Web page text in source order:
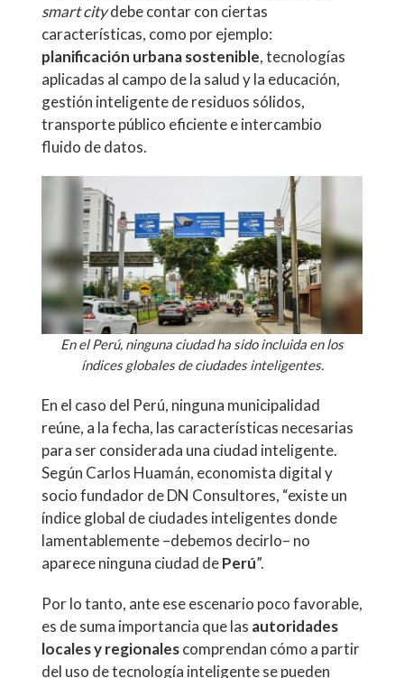
smart citydebe contar con ciertas
características, como por ejemplo:
planificación urbana sostenible, tecnologías
aplicadas al campo de la salud y la educación,
gestión inteligente de residuos sólidos,
transporte público eficiente e intercambio
fluido de datos.
En el Perú, ninguna ciudad ha sido incluida en los
índices globales de ciudades inteligentes.
En el caso del Perú, ninguna municipalidad
reúne, a la fecha, las características necesarias
para ser considerada una ciudad inteligente.
Según Carlos Huamán, economista digital y
socio fundador de DN Consultores, “existe un
índice global de ciudades inteligentes donde
lamentablemente –debemos decirlo– no
aparece ninguna ciudad dePerú”.
Por lo tanto, ante ese escenario poco favorable,
es de suma importancia que las autoridades
locales y regionalescomprendan cómo a partir
del uso de tecnología inteligente se pueden